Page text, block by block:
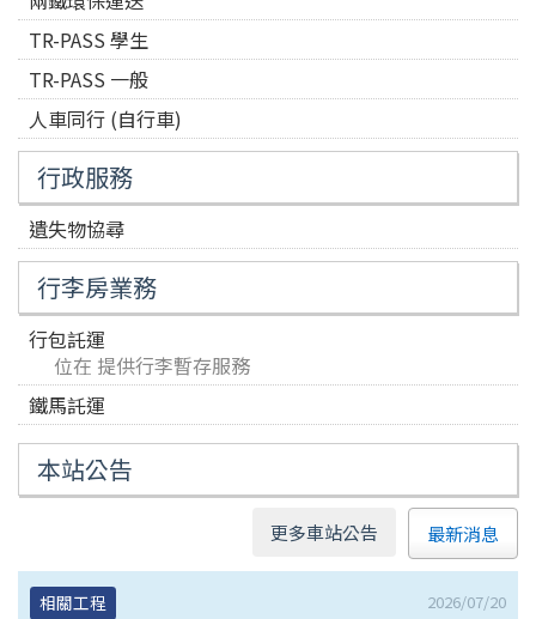
TR-PASS 學生
TR-PASS 一般
人車同行 (自行車)
行政服務
遺失物協尋
行李房業務
行包託運
位在 提供行李暫存服務
鐵馬託運
本站公告
更多車站公告 最新消息
相關工程 2026/07/20